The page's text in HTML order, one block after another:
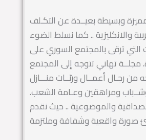
وبسيطة بعيــدة عن التكـلف
والانكليزية .. كما نسلط الضوء
التي ترقى بالمجتمع السوري على
تهاني تتوجه إلى المجتمع
من رجـال أعمــال وربّــات منـــازل
ومراهقين وعـامة الشعب.
والموضوعية .. حيث نقدم